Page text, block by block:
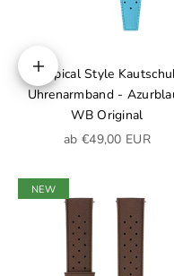
Optionen auswählen
Tropical Style
Uhrenarmband -
WB Original
Angebot
ab €49,00 EUR
NEW